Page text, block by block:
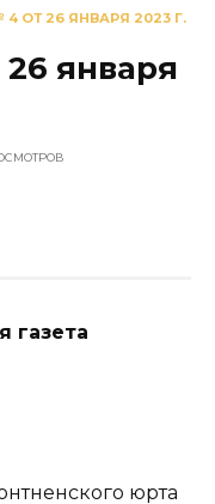
4 ОТ 26 ЯНВАРЯ 2023 Г.
января
газета
юрта